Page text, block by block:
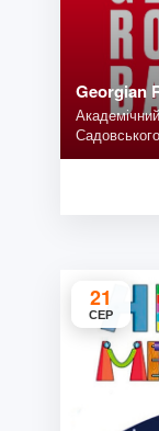
Georgian
21
СЕР